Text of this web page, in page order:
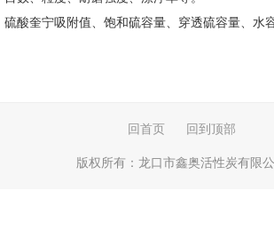
酸奎宁吸附值、饱和硫容量、穿透硫容量、水
回首页 回到顶部
版权所有： 龙口市鑫奥活性炭有限